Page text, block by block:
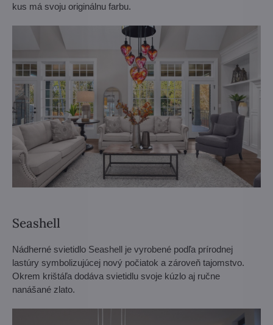
kus má svoju originálnu farbu.
Seashell
Nádherné svietidlo Seashell je vyrobené podľa prírodnej
lastúry symbolizujúcej nový počiatok a zároveň tajomstvo.
Okrem krištáľa dodáva svietidlu svoje kúzlo aj ručne
nanášané zlato.